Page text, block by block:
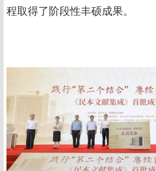
程取得了阶段性丰硕成果。